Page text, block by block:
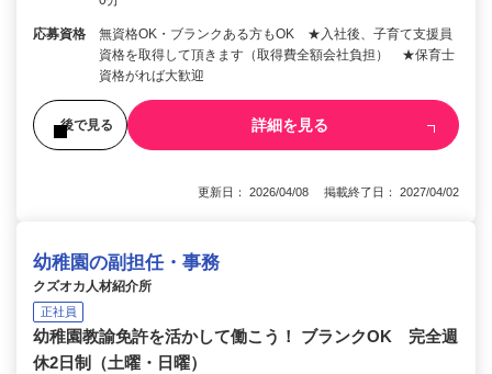
応募資格
無資格OK・ブランクある方もOK ★入社後、子育て支援員
資格を取得して頂きます（取得費全額会社負担） ★保育士
資格がれば大歓迎
後で見る 詳細を見る
更新日： 2026/04/08 掲載終了日： 2027/04/02
幼稚園の副担任・事務
クズオカ人材紹介所
正社員
幼稚園教諭免許を活かして働こう！ ブランクOK 完全週
休2日制（土曜・日曜）